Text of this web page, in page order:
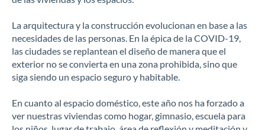
La arquitectura y la construcción evolucionan en base a las
necesidades de las personas. En la épica de la COVID-19,
las ciudades se replantean el diseño de manera que el
exterior no se convierta en una zona prohibida, sino que
siga siendo un espacio seguro y habitable.
En cuanto al espacio doméstico, este año nos ha forzado a
ver nuestras viviendas como hogar, gimnasio, escuela para